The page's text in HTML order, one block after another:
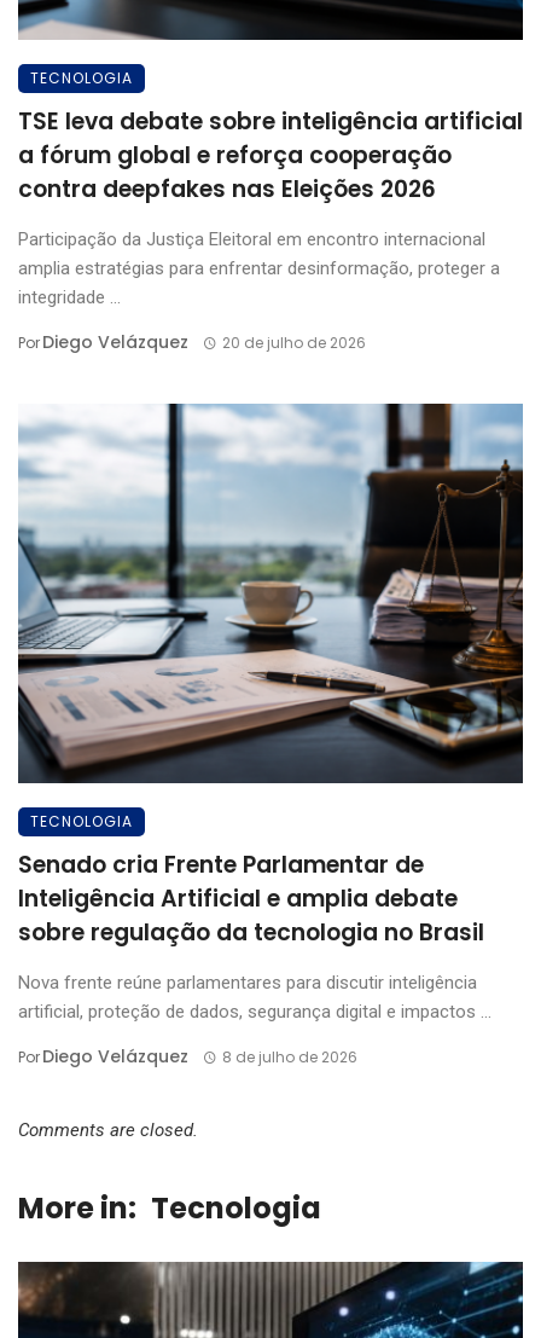
TECNOLOGIA
TSE leva debate sobre inteligência artificial
a fórum global e reforça cooperação
contra deepfakes nas Eleições 2026
Participação da Justiça Eleitoral em encontro internacional
amplia estratégias para enfrentar desinformação, proteger a
integridade ...
PorDiego Velázquez 20 de julho de 2026
TECNOLOGIA
Senado cria Frente Parlamentar de
Inteligência Artificial e amplia debate
sobre regulação da tecnologia no Brasil
Nova frente reúne parlamentares para discutir inteligência
artificial, proteção de dados, segurança digital e impactos ...
PorDiego Velázquez 8 de julho de 2026
Comments are closed.
More in: Tecnologia